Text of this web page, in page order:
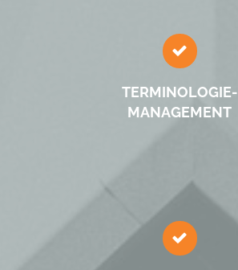
TERMINOLOGIE­
MANAGEMENT